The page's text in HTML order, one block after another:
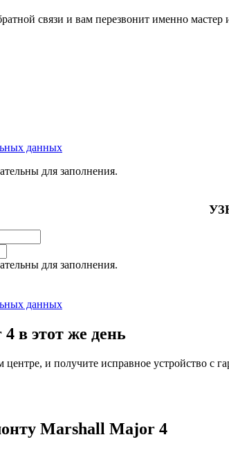
связи и вам перезвонит именно мастер
данных
для заполнения.
для заполнения.
данных
в этот же день
и получите исправное устройство с
Marshall Major 4